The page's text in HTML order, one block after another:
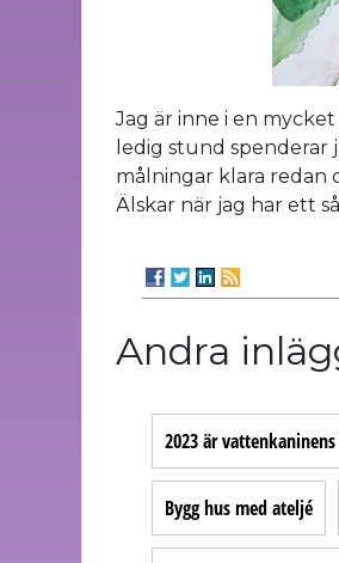
Jag är inne i en
ledig stund spenderar
målningar klara redan
Älskar när jag har ett
Andra
2023 är
Bygg hus med ateljé